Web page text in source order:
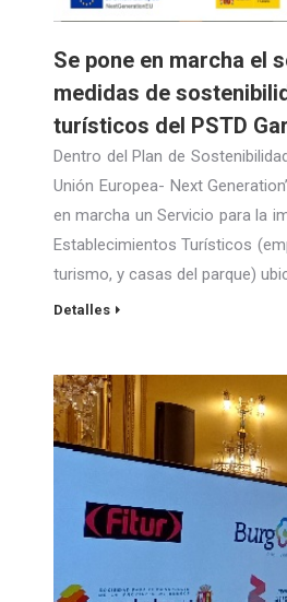
Se pone en marcha el
medidas de
turísticos del PSTD
Dentro del Plan de
Unión Europea- Next
en marcha un Servicio para la
Establecimientos Turísticos
turismo, y casas del parque)
Detalles